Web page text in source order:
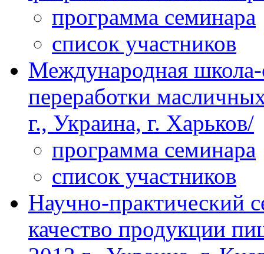
программа семинара
список участников
Международная
переработки
г., Украина, г. Харьков/
программа семинара
список участников
Научно-практический
качество продукции